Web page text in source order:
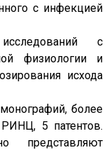
с инфекцией
с
физиологии и
исхода
более
5 патентов.
представляют